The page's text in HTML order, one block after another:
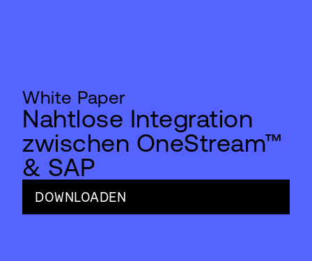
White Paper
Nahtlose Integration
zwischen OneStream™
& SAP
DOWNLOADEN